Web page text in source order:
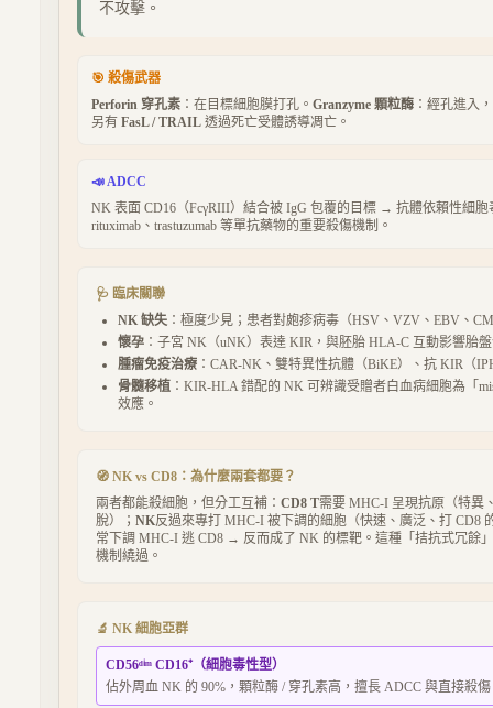
不攻擊。
🎯 殺傷武器
Perforin 穿孔素 ：在目標細胞膜打孔。 Granzyme 顆粒酶 ：經孔進入
另有 FasL / TRAIL 透過死亡受體誘導凋亡。
📣 ADCC
NK 表面 CD16（FcγRIII）結合被 IgG 包覆的目標 → 抗體依賴性細
rituximab、trastuzumab 等單抗藥物的重要殺傷機制。
🩺 臨床關聯
NK 缺失 ：極度少見；患者對皰疹病毒（HSV、VZV、EBV、
懷孕 ：子宮 NK（uNK）表達 KIR，與胚胎 HLA-C 互動影響胎
腫瘤免疫治療 ：CAR-NK、雙特異性抗體（BiKE）、抗 KIR（
骨髓移植 ：KIR-HLA 錯配的 NK 可辨識受贈者白血病細胞為「
效應。
🧭 NK vs CD8：為什麼兩套都要？
兩者都能殺細胞，但分工互補： CD8 T需要 MHC-I 呈現抗原（特異
脫）； NK反過來專打 MHC-I 被下調的細胞（快速、廣泛、打 CD8
常下調 MHC-I 逃 CD8 → 反而成了 NK 的標靶。這種「拮抗式冗餘
機制繞過。
🔬 NK 細胞亞群
CD56ᵈⁱᵐ CD16⁺（細胞毒性型）
佔外周血 NK 的 90%，顆粒酶 / 穿孔素高，擅長 ADCC 與直接殺